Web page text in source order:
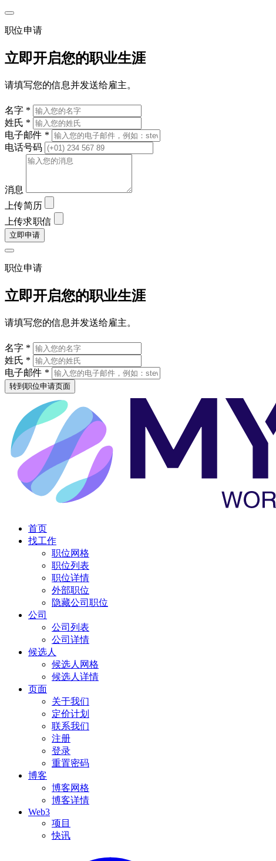
职位申请
立即开启您的职业生涯
请填写您的信息并发送给雇主。
名字 *
姓氏 *
电子邮件 *
电话号码
消息
上传简历
上传求职信
立即申请
职位申请
立即开启您的职业生涯
请填写您的信息并发送给雇主。
名字 *
姓氏 *
电子邮件 *
转到职位申请页面
首页
找工作
职位网格
职位列表
职位详情
外部职位
隐藏公司职位
公司
公司列表
公司详情
候选人
候选人网格
候选人详情
页面
关于我们
定价计划
联系我们
注册
登录
重置密码
博客
博客网格
博客详情
Web3
项目
快讯